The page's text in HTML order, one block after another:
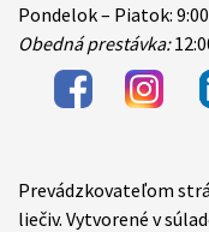
Pondelok – Piatok: 9:00
Obedná prestávka:
Items
Prevádzkovateľom
liečiv. Vytvorené v